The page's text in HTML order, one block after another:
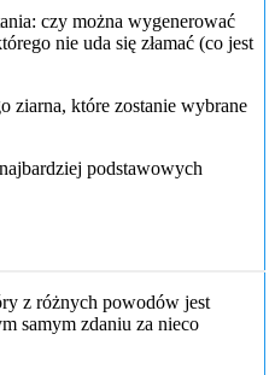
czy można wygenerować
nie uda się złamać (co jest
ziarna, które zostanie wybrane
podstawowych
z różnych powodów jest
samym zdaniu za nieco